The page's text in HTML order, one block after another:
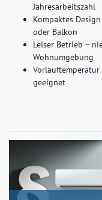
Jahresarbeitszahl
Kompaktes
oder Balkon
Leiser Betrieb –
Wohnumgebung
Vorlauftemperatur
geeignet